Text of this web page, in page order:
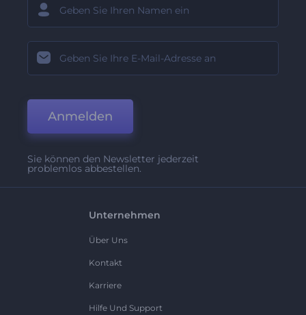
Anmelden
Sie können den Newsletter jederzeit
problemlos abbestellen.
Unternehmen
Über Uns
Kontakt
Karriere
Hilfe Und Support